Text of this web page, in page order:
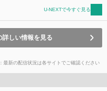
U-NEXTで今すぐ見る
しい情報を見る
最新の配信状況は各サイトでご確認ください